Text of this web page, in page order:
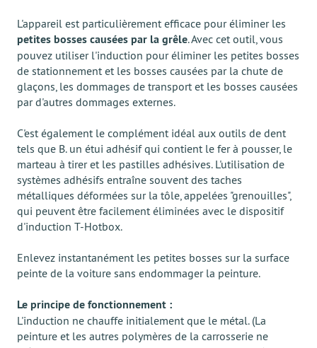
L'appareil est particulièrement efficace pour éliminer les
petites bosses causées par la grêle. Avec cet outil, vous
pouvez utiliser l'induction pour éliminer les petites bosses
de stationnement et les bosses causées par la chute de
glaçons, les dommages de transport et les bosses causées
par d'autres dommages externes.
C'est également le complément idéal aux outils de dent
tels que B. un étui adhésif qui contient le fer à pousser, le
marteau à tirer et les pastilles adhésives. L'utilisation de
systèmes adhésifs entraîne souvent des taches
métalliques déformées sur la tôle, appelées "grenouilles",
qui peuvent être facilement éliminées avec le dispositif
d'induction T-Hotbox.
Enlevez instantanément les petites bosses sur la surface
peinte de la voiture sans endommager la peinture.
Le principe de fonctionnement :
L'induction ne chauffe initialement que le métal. (La
peinture et les autres polymères de la carrosserie ne